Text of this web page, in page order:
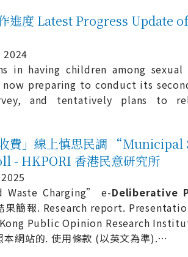
進度 Latest Progress Update
2024
in having children among
now preparing to conduct its
and tentatively plans to
收費」線上慎思民調
- HKPORI 香港民意研究所
Waste Charging” e-Deliberative
果簡報. Research report.
Public Opinion Research
本網站的. 使用條款 (以英文為準).…